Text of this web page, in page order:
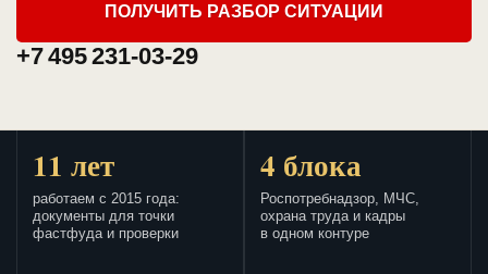
ПОЛУЧИТЬ РАЗБОР СИТУАЦИИ
+7 495 231-03-29
11 лет
работаем с 2015 года:
документы для точки
фастфуда и проверки
4 блока
Роспотребнадзор, МЧС,
охрана труда и кадры
в одном контуре